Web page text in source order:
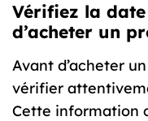
Vérifiez la
d’acheter un
Avant d’acheter
vérifier
Cette information